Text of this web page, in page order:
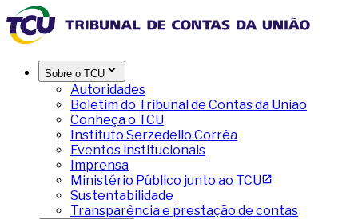
Sobre o TCU
Autoridades
Boletim do Tribunal de Contas da União
Conheça o TCU
Instituto Serzedello Corrêa
Eventos institucionais
Imprensa
Ministério Público junto ao TCU
Sustentabilidade
Transparência e prestação de contas